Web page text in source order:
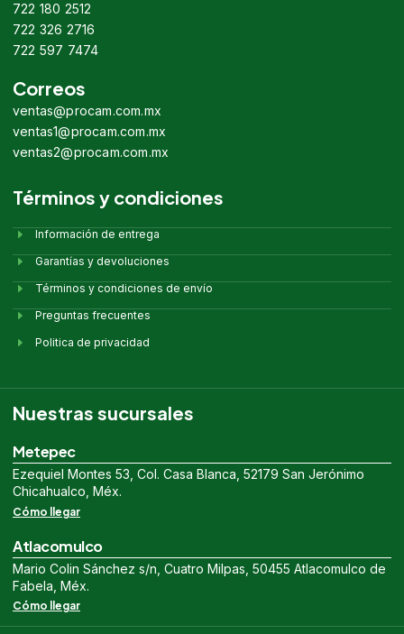
722 180 2512
722 326 2716
722 597 7474
Correos
ventas@procam.com.mx
ventas1@procam.com.mx
ventas2@procam.com.mx
Términos y condiciones
Información de entrega
Garantías y devoluciones
Términos y condiciones de envío
Preguntas frecuentes
Politica de privacidad
Nuestras sucursales
Metepec
Ezequiel Montes 53, Col. Casa Blanca, 52179 San Jerónimo
Chicahualco, Méx.
Cómo llegar
Atlacomulco
Mario Colin Sánchez s/n, Cuatro Milpas, 50455 Atlacomulco de
Fabela, Méx.
Cómo llegar